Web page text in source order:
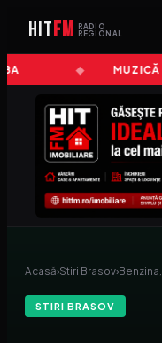
HITFM
RADIO
REGIONAL
Acasă›Stiri Brasov›
STIRI BRASOV